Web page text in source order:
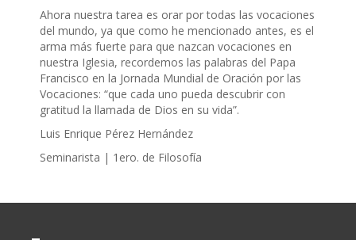
Ahora nuestra tarea es orar por todas las vocaciones
del mundo, ya que como he mencionado antes, es el
arma más fuerte para que nazcan vocaciones en
nuestra Iglesia, recordemos las palabras del Papa
Francisco en la Jornada Mundial de Oración por las
Vocaciones: “que cada uno pueda descubrir con
gratitud la llamada de Dios en su vida”.
Luis Enrique Pérez Hernández
Seminarista | 1ero. de Filosofía